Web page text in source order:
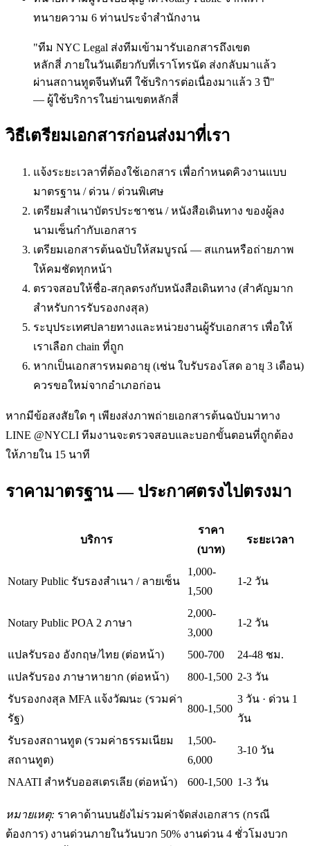
ทนายความ 6 ท่านประจำสำนักงาน
"ทีม NYC Legal ส่งทีมเข้ามารับเอกสารถึงเขต
หลักสี่ ภายในวันเดียวกับที่เราโทรนัด ส่งกลับมาแล้ว
ผ่านสถานทูตจีนทันที ใช้บริการต่อเนื่องมาแล้ว 3 ปี"
— ผู้ใช้บริการในย่านเขตหลักสี่
วิธีเตรียมเอกสารก่อนส่งมาที่เรา
แจ้งระยะเวลาที่ต้องใช้เอกสาร เพื่อกำหนดคิวงานแบบ
มาตรฐาน / ด่วน / ด่วนพิเศษ
เตรียมสำเนาบัตรประชาชน / หนังสือเดินทาง ของผู้ลง
นามเซ็นกำกับเอกสาร
เตรียมเอกสารต้นฉบับให้สมบูรณ์ — สแกนหรือถ่ายภาพ
ให้คมชัดทุกหน้า
ตรวจสอบให้ชื่อ-สกุลตรงกับหนังสือเดินทาง (สำคัญมาก
สำหรับการรับรองกงสุล)
ระบุประเทศปลายทางและหน่วยงานผู้รับเอกสาร เพื่อให้
เราเลือก chain ที่ถูก
หากเป็นเอกสารหมดอายุ (เช่น ใบรับรองโสด อายุ 3 เดือน)
ควรขอใหม่จากอำเภอก่อน
หากมีข้อสงสัยใด ๆ เพียงส่งภาพถ่ายเอกสารต้นฉบับมาทาง
LINE @NYCLI ทีมงานจะตรวจสอบและบอกขั้นตอนที่ถูกต้อง
ให้ภายใน 15 นาที
ราคามาตรฐาน — ประกาศตรงไปตรงมา
บริการ
ราคา
(บาท)
ระยะเวลา
Notary Public รับรองสำเนา / ลายเซ็น
1,000-
1,500
1-2 วัน
Notary Public POA 2 ภาษา
2,000-
3,000
1-2 วัน
แปลรับรอง อังกฤษ/ไทย (ต่อหน้า) 500-700
24-48 ชม.
แปลรับรอง ภาษาหายาก (ต่อหน้า)
800-1,500 2-3 วัน
รับรองกงสุล MFA แจ้งวัฒนะ (รวมค่า
รัฐ)
800-1,500
3 วัน · ด่วน 1
วัน
รับรองสถานทูต (รวมค่าธรรมเนียม
สถานทูต)
1,500-
6,000
3-10 วัน
NAATI สำหรับออสเตรเลีย (ต่อหน้า) 600-1,500 1-3 วัน
หมายเหตุ: ราคาด้านบนยังไม่รวมค่าจัดส่งเอกสาร (กรณี
ต้องการ) งานด่วนภายในวันบวก 50% งานด่วน 4 ชั่วโมงบวก